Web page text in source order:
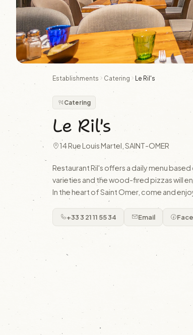
Establishments Catering Le Ril's
Catering
Le Ril's
14 Rue Louis Martel, SAINT-OMER
Restaurant Ril's offers a daily menu
varieties and the wood-fired pizzas will
In the heart of Saint Omer, come and
+33 3 21 11 55 34 Email